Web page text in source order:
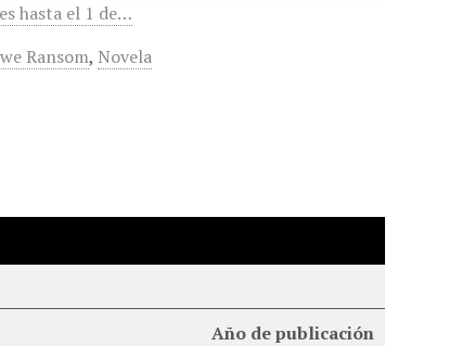
es hasta el 1 de…
Ransom, Novela
Año de publicación